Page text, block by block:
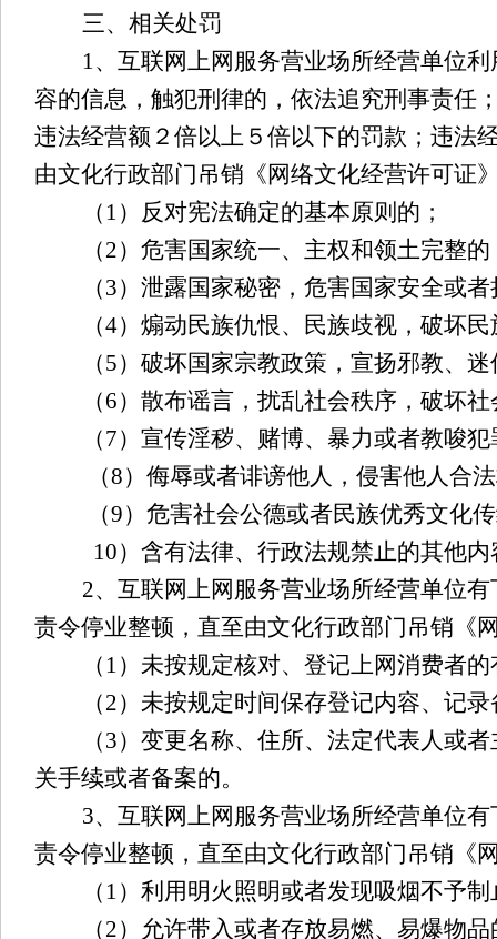
三、相关处罚
1、互联网上网服务营业场所经营单位
容的信息，触犯刑律的，依法追究刑事责任
违法经营额２倍以上５倍以下的罚款；违法
由文化行政部门吊销《网络文化经营许可证
（ 1）反对宪法确定的基本原则的；
（2）危害国家统一、主权和领土完整的
（3）泄露国家秘密，危害国家安全或
（4）煽动民族仇恨、民族歧视，破坏
（5）破坏国家宗教政策，宣扬邪教、迷
（6）散布谣言，扰乱社会秩序，破坏
（7）宣传淫秽、赌博、暴力或者教唆犯
（8）侮辱或者诽谤他人，侵害他人合
（9）危害社会公德或者民族优秀文化
10）含有法律、行政法规禁止的其他内
2、互联网上网服务营业场所经营单位
责令停业整顿，直至由文化行政部门吊销《
（ 1）未按规定核对、登记上网消费者
（2）未按规定时间保存登记内容、记
（3）变更名称、住所、法定代表人或
关手续或者备案的。
3、互联网上网服务营业场所经营单位
责令停业整顿，直至由文化行政部门吊销《
（ 1）利用明火照明或者发现吸烟不予
（2）允许带入或者存放易燃、易爆物品